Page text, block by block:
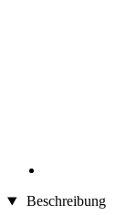
Beschreibung